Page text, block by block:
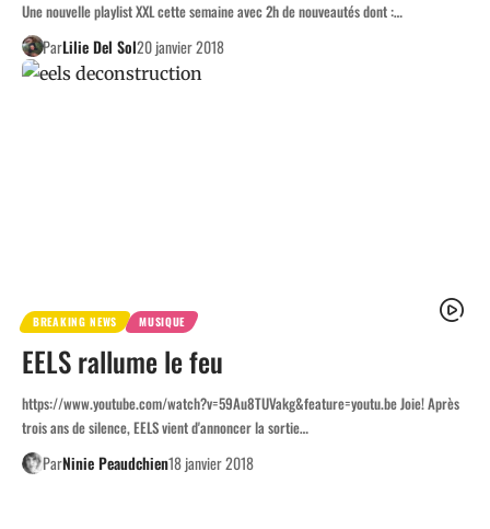
Une nouvelle playlist XXL cette semaine avec 2h de nouveautés dont :…
ParLilie Del Sol20 janvier 2018
BREAKING NEWS MUSIQUE
EELS rallume le feu
https://www.youtube.com/watch?v=59Au8TUVakg&feature=youtu.be Joie! Après
trois ans de silence, EELS vient d'annoncer la sortie…
ParNinie Peaudchien18 janvier 2018